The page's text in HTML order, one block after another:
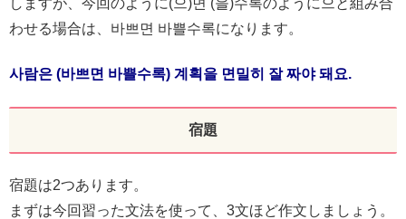
わせる場合は、바쁘면 바쁠수록になります。
사람은 (바쁘면 바쁠수록) 계획을 면밀히 잘 짜야 돼요.
宿題
宿題は2つあります。
まずは今回習った文法を使って、3文ほど作文しましょう。